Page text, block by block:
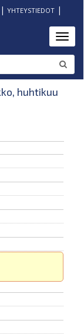
YHTEYSTIEDOT|
huhtikuu